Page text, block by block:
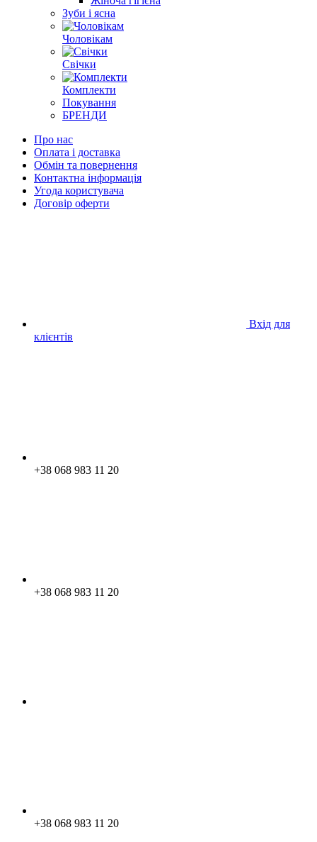
Зуби і ясна
Чоловікам
Свічки
Комплекти
Покування
БРЕНДИ
Про нас
Оплата і доставка
Обмін та повернення
Контактна інформація
Угода користувача
Договір оферти
Вхід для
клієнтів
+38 068 983 11 20
+38 068 983 11 20
+38 068 983 11 20